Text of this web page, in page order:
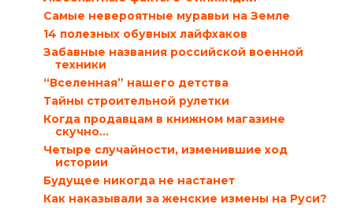
Самые невероятные муравьи на Земле
14 полезных обувных лайфхаков
Забавные названия российской военной
техники
“Вселенная” нашего детства
Тайны строительной рулетки
Когда продавцам в книжном магазине
скучно…
Четыре случайности, изменившие ход
истории
Будущее никогда не настанет
Как наказывали за женские измены на Руси?